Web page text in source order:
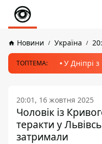
Новини Україна
ТОПТЕМА: У Дніпрі
20:01, 16 жовтня 2025
Чоловік із
теракти у
затримали